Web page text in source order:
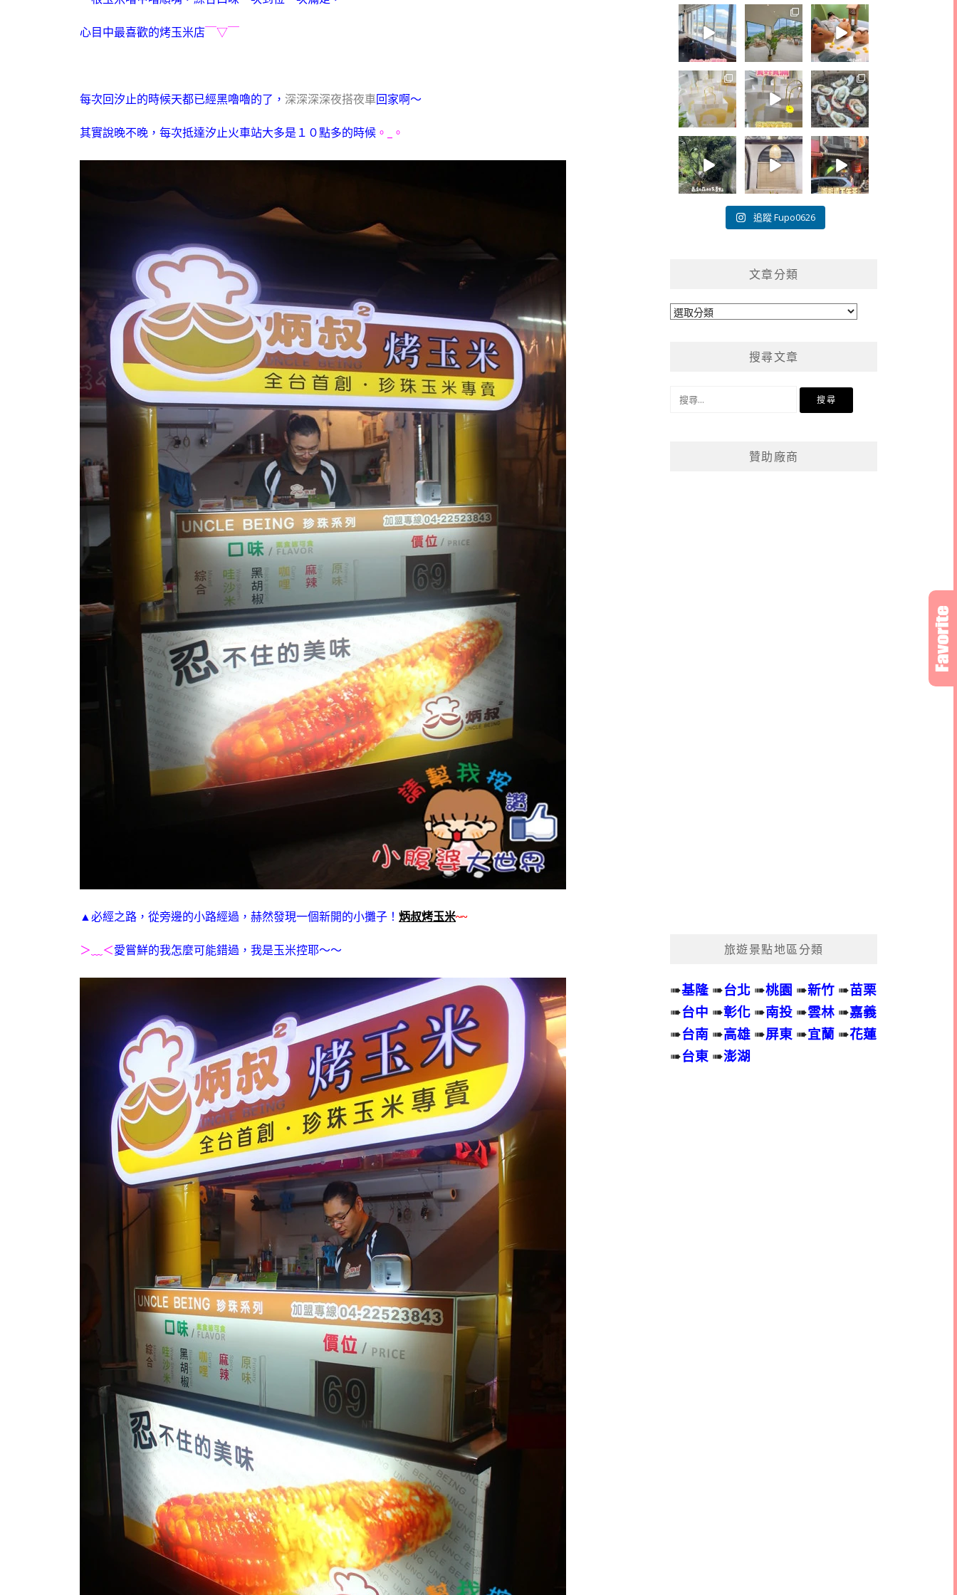
心目中最喜歡的烤玉米店 ￣▽￣
每次回汐止的時候天都已經黑嚕嚕的了， 深深深深夜搭夜車回家啊～
其實說晚不晚，每次抵達汐止火車站大多是１０點多的時候 。 。
▲必經之路，從旁邊的小路經過，赫然發現一個新開的小攤子！ 炳叔烤玉米~~
＞﹏＜愛嘗鮮的我怎麼可能錯過，我是玉米控耶～～
追蹤 Fupo0626
文章分類
文
搜尋文章
贊助廠商
旅遊景點地區分類
➠基隆 ➠台北 ➠桃園 ➠新竹 ➠苗栗
➠台中 ➠彰化 ➠南投 ➠雲林 ➠嘉義
➠台南 ➠高雄 ➠屏東 ➠宜蘭 ➠花蓮
➠台東 ➠澎湖